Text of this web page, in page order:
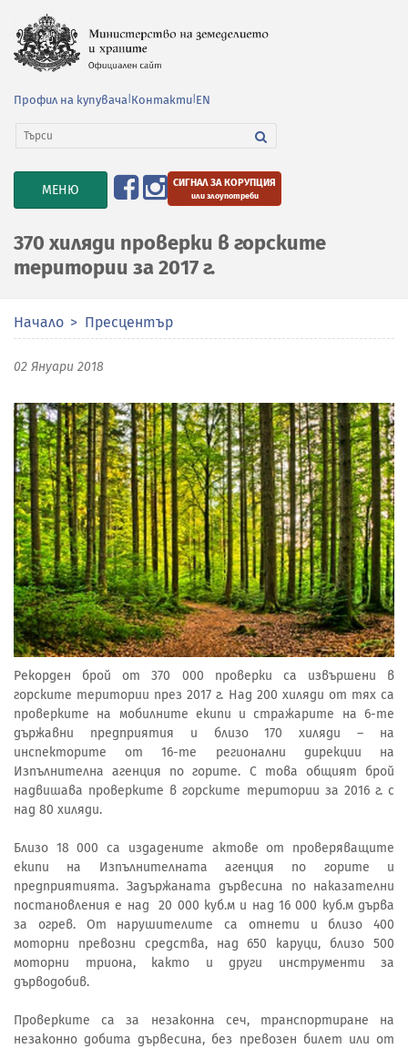
Профил на купувача Контакти EN
TOGGLE
NAVIGATION
МЕНЮ СИГНАЛ ЗА КОРУПЦИЯ
или злоупотреби
370 хиляди проверки в горските
територии за 2017 г.
Начало Пресцентър
02 Януари 2018
Рекорден брой от 370 000 проверки са извършени в
горските територии през 2017 г. Над 200 хиляди от тях са
проверките на мобилните екипи и стражарите на 6-те
държавни предприятия и близо 170 хиляди – на
инспекторите от 16-те регионални дирекции на
Изпълнителна агенция по горите. С това общият брой
надвишава проверките в горските територии за 2016 г. с
над 80 хиляди.
Близо 18 000 са издадените актове от проверяващите
екипи на Изпълнителната агенция по горите и
предприятията. Задържаната дървесина по наказателни
постановления е над 20 000 куб.м и над 16 000 куб.м дърва
за огрев. От нарушителите са отнети и близо 400
моторни превозни средства, над 650 каруци, близо 500
моторни триона, както и други инструменти за
дърводобив.
Проверките са за незаконна сеч, транспортиране на
незаконно добита дървесина, без превозен билет или от